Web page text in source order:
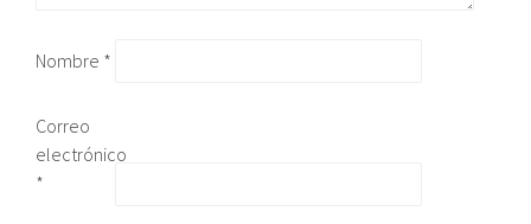
Nombre *
Correo
electrónico
*